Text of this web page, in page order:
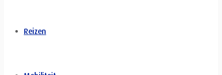
Reizen